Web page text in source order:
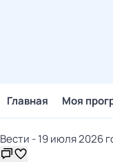
Главная Моя
Вести - 19 июля 2026